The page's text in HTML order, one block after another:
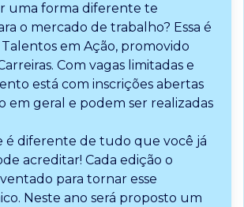
uma forma diferente te
o mercado de trabalho? Essa é
Talentos em Ação, promovido
Com vagas limitadas e
está com inscrições abertas
em geral e podem ser realizadas
é diferente de tudo que você já
acreditar! Cada edição o
para tornar esse
Neste ano será proposto um